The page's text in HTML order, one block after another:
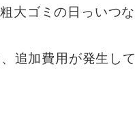
大ゴミの日っいつ
追加費用が発生し